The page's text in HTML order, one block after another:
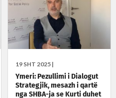
19 SHT 2025 |
Ymeri: Pezullimi i Dialogut
Strategjik, mesazh i qartë
nga SHBA-ja se Kurti duhet